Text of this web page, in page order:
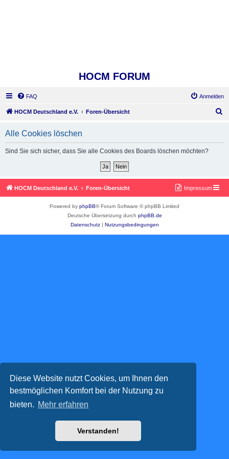
Diese Website nutzt Cookies, um Ihnen den
bestmöglichen Komfort bei der Nutzung zu
bieten. Mehr erfahren
Verstanden!
HOCM FORUM
FAQ Anmelden
HOCM Deutschland e.V. Foren-Übersicht
Alle Cookies löschen
Sind Sie sich sicher, dass Sie alle Cookies des Boards löschen möchten?
HOCM Deutschland e.V. Foren-Übersicht Impressum
Powered by phpBB® Forum Software © phpBB Limited
Deutsche Übersetzung durch phpBB.de
Datenschutz| Nutzungsbedingungen